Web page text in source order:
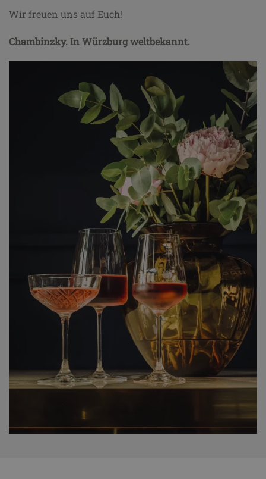
Wir freuen uns auf Euch!
Chambinzky. In Würzburg weltbekannt.